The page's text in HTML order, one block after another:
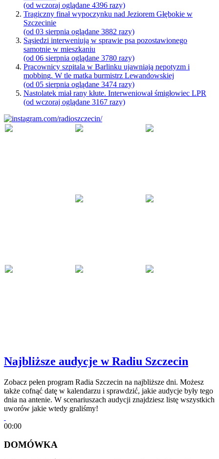
(od wczoraj oglądane 4396 razy)
Tragiczny finał wypoczynku nad Jeziorem Głębokie w
Szczecinie
(od 03 sierpnia oglądane 3882 razy)
Sąsiedzi interweniują w sprawie psa pozostawionego
samotnie w mieszkaniu
(od 06 sierpnia oglądane 3780 razy)
Pracownicy szpitala w Barlinku ujawniają nepotyzm i
mobbing. W tle matka burmistrz Lewandowskiej
(od 05 sierpnia oglądane 3474 razy)
Nastolatek miał rany kłute. Interweniował śmigłowiec LPR
(od wczoraj oglądane 3167 razy)
Najbliższe audycje w Radiu Szczecin
Zobacz pełen program Radia Szczecin na najbliższe dni. Możesz
także cofnąć datę w kalendarzu i sprawdzić, jakie audycje były tego
dnia na antenie. W scenariuszach audycji znajdziesz listę wszystkich
uworów jakie wtedy graliśmy!
00:00
DOMÓWKA